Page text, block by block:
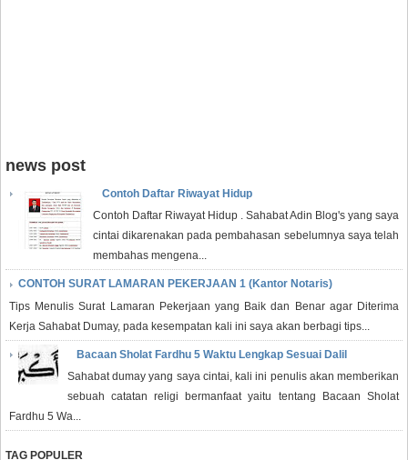
news post
Contoh Daftar Riwayat Hidup
Contoh Daftar Riwayat Hidup . Sahabat Adin Blog's yang saya
cintai dikarenakan pada pembahasan sebelumnya saya telah
membahas mengena...
CONTOH SURAT LAMARAN PEKERJAAN 1 (Kantor Notaris)
Tips Menulis Surat Lamaran Pekerjaan yang Baik dan Benar agar Diterima
Kerja Sahabat Dumay, pada kesempatan kali ini saya akan berbagi tips...
Bacaan Sholat Fardhu 5 Waktu Lengkap Sesuai Dalil
Sahabat dumay yang saya cintai, kali ini penulis akan memberikan
sebuah catatan religi bermanfaat yaitu tentang Bacaan Sholat
Fardhu 5 Wa...
TAG POPULER